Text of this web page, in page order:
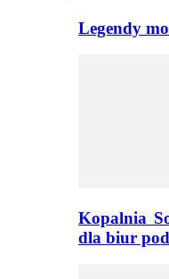
Legendy
Kopalnia
dla biur